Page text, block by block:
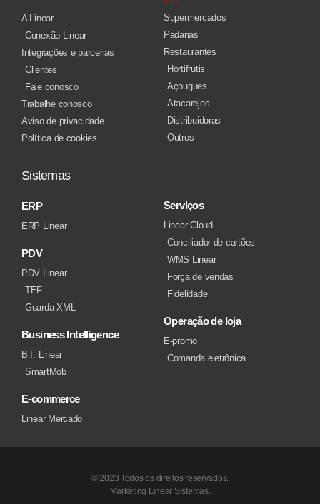
A Linear
Conexão Linear
Integrações e parcerias
Clientes
Fale conosco
Trabalhe conosco
Aviso de privacidade
Política de cookies
Supermercados
Padarias
Restaurantes
Hortifrútis
Açougues
Atacarejos
Distribuidoras
Outros
Sistemas
ERP
ERP Linear
PDV
PDV Linear
TEF
Guarda XML
Business Intelligence
B.I. Linear
SmartMob
E-commerce
Linear Mercado
Serviços
Linear Cloud
Conciliador de cartões
WMS Linear
Força de vendas
Fidelidade
Operação de loja
E-promo
Comanda eletrônica
© 2023 Todos os direitos reservados.
Marketing Linear Sistemas.